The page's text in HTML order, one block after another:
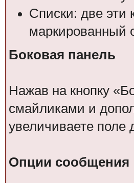
Списки: две эти
маркированный
Боковая панель
Нажав на кнопку
смайликами и
увеличиваете
Опции сообщения